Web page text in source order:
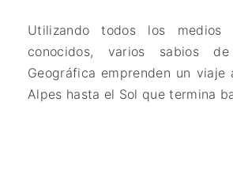
Utilizando todos los medios
conocidos, varios sabios
Geográfica emprenden un
Alpes hasta el Sol que termina